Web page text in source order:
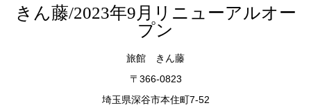
きん藤/2023年9月リニューアルオー
プン
旅館 きん藤
〒366-0823
埼玉県深谷市本住町7-52